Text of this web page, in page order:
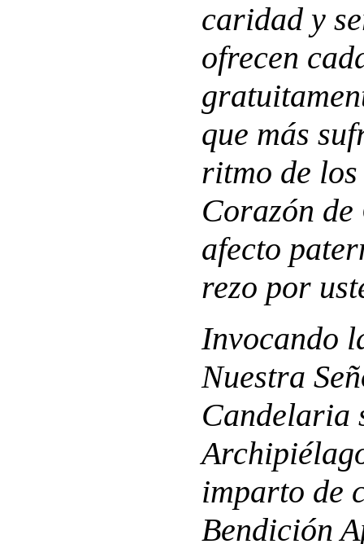
caridad y
ofrecen
que más
ritmo de
Corazón
afecto
rezo por
Invocando
Nuestra
Candelaria
imparto de
Bendición